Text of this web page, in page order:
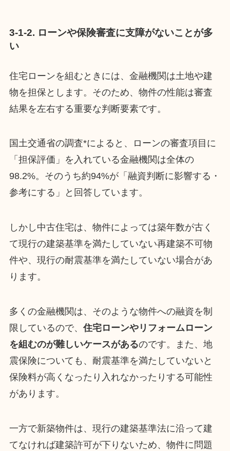
​​3-1-2. ローンや保険審査に支障がないことが多
い
住宅ローンを組むときには、金融機関は土地や建
物を担保とします。そのため、物件の性能は審査
結果を左右する重要な判断要素です。
国土交通省の調査*によると、ローンの審査項目に
「担保評価」を入れている金融機関は全体の
98.2%。そのうち約94%が「融資判断に影響する・
参考にする」と回答しています。
しかし中古住宅は、物件によっては築年数が古く
て現行の建築基準を満たしていない再建築不可物
件や、現行の耐震基準を満たしていない場合があ
ります。
多くの金融機関は、そのような物件への融資を制
限しているので、 住宅ローンやリフォームローン
を組むのが難しいケースがあるのです。また、地
震保険についても、耐震基準を満たしていないと
保険料が高くなったり入れなかったりする可能性
があります。
一方で新築物件は、現行の建築基準法に沿って建
てなければ建築許可が下りないため、物件に問題